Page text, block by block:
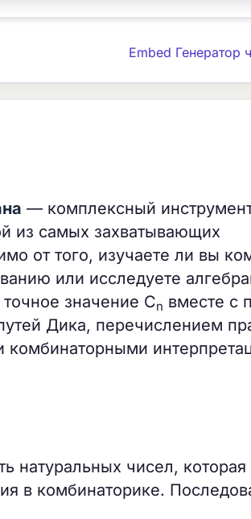
Embed Генератор
— комплексный
из самых захватывающих
от того, изучаете ли вы
или исследуете
точное значение Cn вместе с
Дика, перечислением
комбинаторными
натуральных чисел, которая
в комбинаторике.